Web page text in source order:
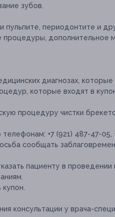
зубов.
пульпите, периодонтите и
процедуры, дополнительное
диагнозах, которые
которые входят в
процедуру чистки
+7 (921) 487-47-05,
сообщать
пациенту в проведении
консультации у врача-